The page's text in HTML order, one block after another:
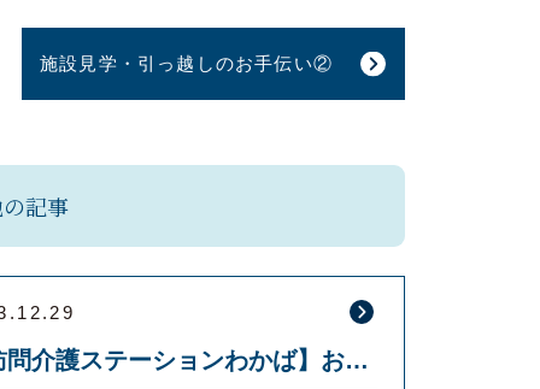
施設見学・引っ越しのお手伝い②
記事
【訪問介護ステーションわかば】お仕事の紹介動画を公開しました！